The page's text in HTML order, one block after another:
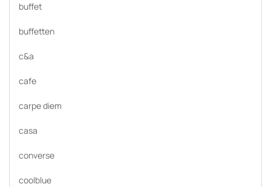
buffet
buffetten
c&a
cafe
carpe diem
casa
converse
coolblue